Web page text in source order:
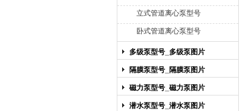
立式管道离心泵型号
卧式管道离心泵型号
多级泵型号_多级泵图片
隔膜泵型号_隔膜泵图片
磁力泵型号_磁力泵图片
潜水泵型号_潜水泵图片